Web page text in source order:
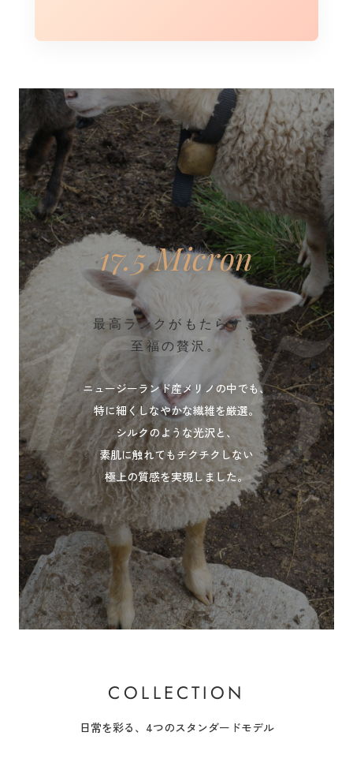
17.5
17.5 Micron
最高ランクがもたらす、
至福の贅沢。
ニュージーランド産メリノの中でも、
特に細くしなやかな繊維を厳選。
シルクのような光沢と、
素肌に触れてもチクチクしない
極上の質感を実現しました。
COLLECTION
日常を彩る、4つのスタンダードモデル